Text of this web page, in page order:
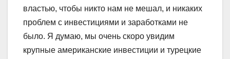
властью, чтобы никто нам не мешал, и никаких
проблем с инвестициями и заработками не
было. Я думаю, мы очень скоро увидим
крупные американские инвестиции и турецкие